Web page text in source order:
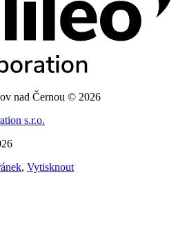
nad Černou © 2026
s.r.o.
, Vytisknout